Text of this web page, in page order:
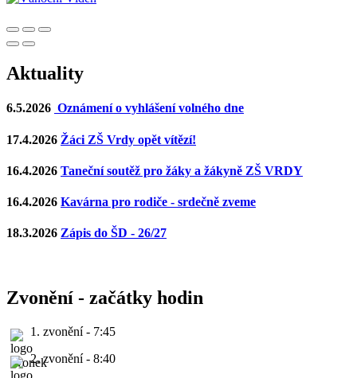
Aktuality
6.5.2026 Oznámení o vyhlášení volného dne
17.4.2026 Žáci ZŠ Vrdy opět vítězí!
16.4.2026 Taneční soutěž pro žáky a žákyně ZŠ VRDY
16.4.2026 Kavárna pro rodiče - srdečně zveme
18.3.2026 Zápis do ŠD - 26/27
Zvonění - začátky hodin
1. zvonění - 7:45
2. zvonění - 8:40